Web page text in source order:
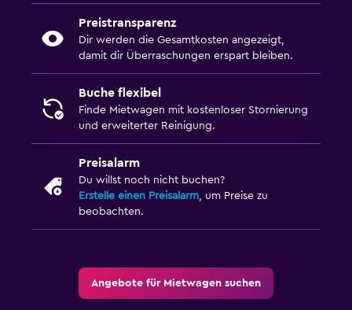
Preistransparenz
Dir werden die Gesamtkosten angezeigt,
damit dir Überraschungen erspart bleiben.
Buche flexibel
Finde Mietwagen mit kostenloser Stornierung
und erweiterter Reinigung.
Preisalarm
Du willst noch nicht buchen?
Erstelle einen Preisalarm, um Preise zu
beobachten.
Angebote für Mietwagen suchen